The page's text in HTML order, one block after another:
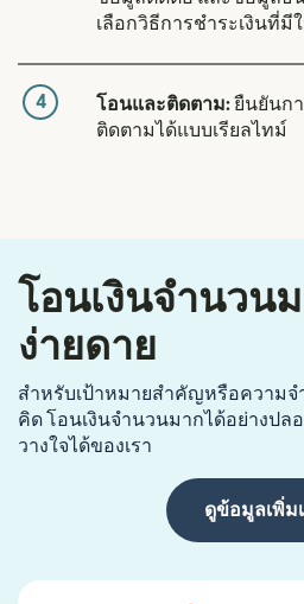
เลือกวิธีการชำระเงินที่มี
4 โอนและติดตาม:ยืนยันก
ติดตามได้แบบเรียลไทม์
โอนเงินจำนวน
ง่ายดาย
สำหรับเป้าหมายสำคัญหรือความจ
คิด โอนเงินจำนวนมากได้อย่างปล
วางใจได้ของเรา
ดูข้อมูลเพิ่ม